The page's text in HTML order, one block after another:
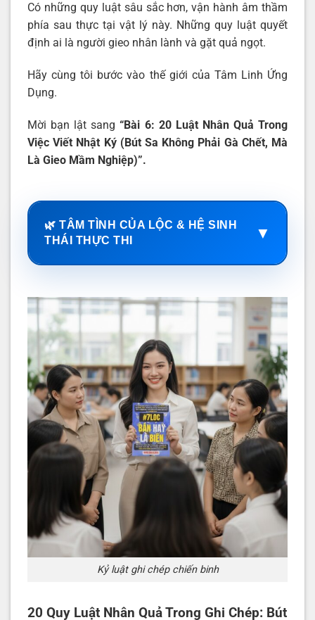
Có những quy luật sâu sắc hơn, vận hành âm thầm
phía sau thực tại vật lý này. Những quy luật quyết
định ai là người gieo nhân lành và gặt quả ngọt.
Hãy cùng tôi bước vào thế giới của Tâm Linh Ứng
Dụng.
Mời bạn lật sang“Bài 6: 20 Luật Nhân Quả Trong
Việc Viết Nhật Ký (Bút Sa Không Phải Gà Chết, Mà
Là Gieo Mầm Nghiệp)”.
🌿 TÂM TÌNH CỦA LỘC & HỆ SINH
THÁI THỰC THI
▼
Kỷ luật ghi chép chiến binh
20 Quy Luật Nhân Quả Trong Ghi Chép: Bút